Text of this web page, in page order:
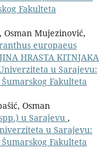
Fakulteta
Mujezinović,
europaeus
HRASTA KITNJAKA
u Sarajevu:
Fakulteta
Osman
u Sarajevu ,
u Sarajevu:
Fakulteta